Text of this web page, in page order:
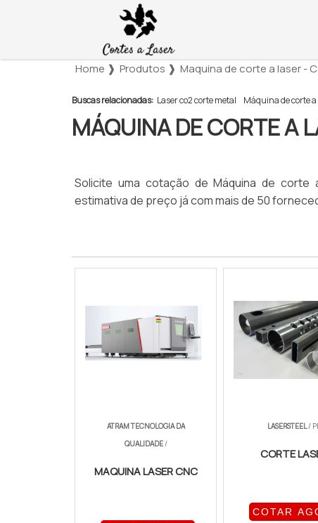
Home ❱ Produtos ❱ Maquina de corte a laser -
Buscas relacionadas: Laser co2 corte metal Máquina de corte
MÁQUINA DE CORTE A
Solicite uma cotação de Máquina de
estimativa de preço já com mais de 50
ATRAM TECNOLOGIA DA
QUALIDADE/
MAQUINA LASER CNC
LASERSTEEL/
CORTE
COTAR